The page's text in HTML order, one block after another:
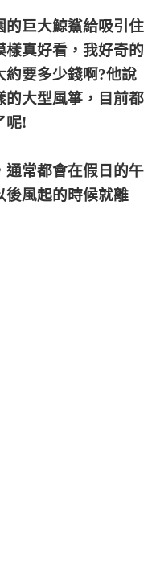
的巨大鯨鯊給吸引住
真好看，我好奇的
約要多少錢啊?他說
的大型風箏，目前都
呢!
通常都會在假日的午
後風起的時候就離